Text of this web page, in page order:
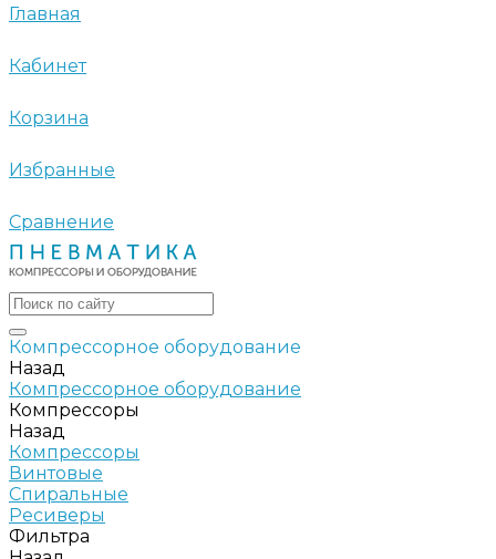
Главная
Кабинет
Корзина
Избранные
Сравнение
Компрессорное оборудование
Назад
Компрессорное оборудование
Компрессоры
Назад
Компрессоры
Винтовые
Спиральные
Ресиверы
Фильтра